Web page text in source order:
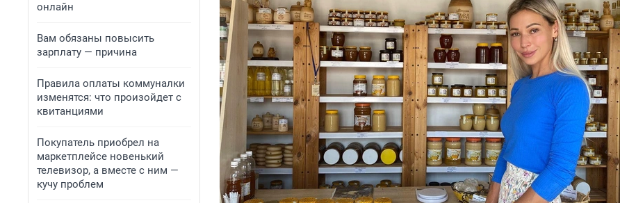
онлайн
Вам обязаны повысить
зарплату — причина
Правила оплаты коммуналки
изменятся: что произойдет с
квитанциями
Покупатель приобрел на
маркетплейсе новенький
телевизор, а вместе с ним —
кучу проблем